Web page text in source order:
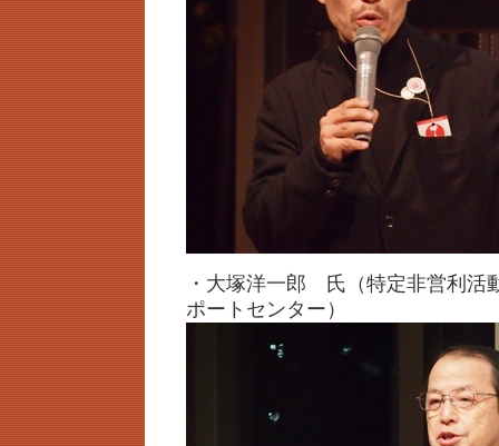
・大塚洋一郎 氏（特定非営利活
ポートセンター）